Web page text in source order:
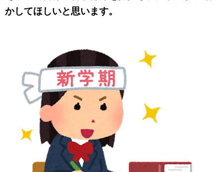
かしてほしいと思います。